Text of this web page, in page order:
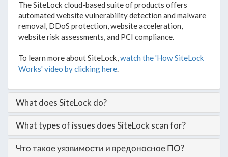
The SiteLock cloud-based suite of products offers
automated website vulnerability detection and malware
removal, DDoS protection, website acceleration,
website risk assessments, and PCI compliance.
To learn more about SiteLock,watch the 'How SiteLock
Works' video by clicking here.
What does SiteLock do?
What types of issues does SiteLock scan for?
Что такое уязвимости и вредоносное ПО?